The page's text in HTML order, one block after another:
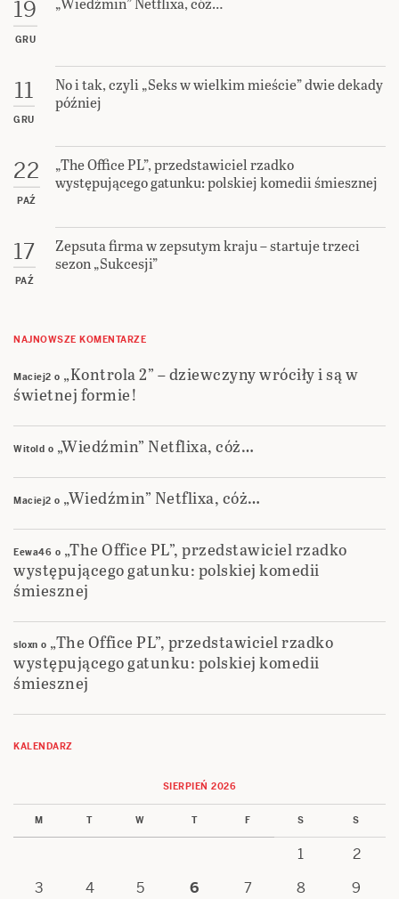
19
GRU
11
GRU
No i tak, czyli „Seks w wielkim mieście” dwie dekady
później
22
PAŹ
„The Office PL”, przedstawiciel rzadko
występującego gatunku: polskiej komedii śmiesznej
17
PAŹ
Zepsuta firma w zepsutym kraju – startuje trzeci
sezon „Sukcesji”
NAJNOWSZE KOMENTARZE
Maciej2 o „Kontrola 2” – dziewczyny wróciły i są w
świetnej formie!
Witold o „Wiedźmin” Netflixa, cóż…
Maciej2 o „Wiedźmin” Netflixa, cóż…
Eewa46 o „The Office PL”, przedstawiciel rzadko
występującego gatunku: polskiej komedii
śmiesznej
sloxn o „The Office PL”, przedstawiciel rzadko
występującego gatunku: polskiej komedii
śmiesznej
KALENDARZ
SIERPIEŃ 2026
M T W T F S S
1
2
3
4 5 6 7 8
9